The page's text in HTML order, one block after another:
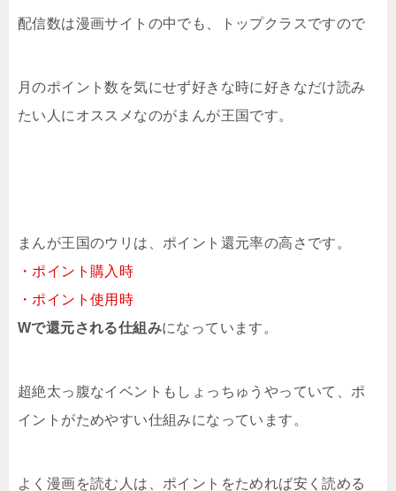
配信数は漫画サイトの中でも、トップクラスですので
月のポイント数を気にせず好きな時に好きなだけ読み
たい人にオススメなのがまんが王国です。
まんが王国のウリは、ポイント還元率の高さです。
・ポイント購入時
・ポイント使用時
Wで還元される仕組みになっています。
超絶太っ腹なイベントもしょっちゅうやっていて、ポ
イントがためやすい仕組みになっています。
よく漫画を読む人は、ポイントをためれば安く読める